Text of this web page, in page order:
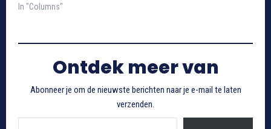
In "Columns"
Ontdek meer van
Abonneer je om de nieuwste berichten naar je e-mail te laten
verzenden.
Typ je e-mail...